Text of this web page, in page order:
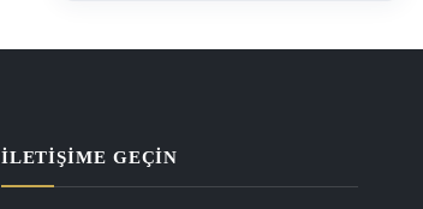
İLETIŞIME GEÇIN